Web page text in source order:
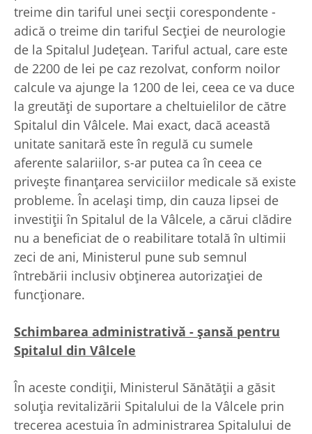
treime din tariful unei secţii corespondente -
adică o treime din tariful Secţiei de neurologie
de la Spitalul Judeţean. Tariful actual, care este
de 2200 de lei pe caz rezolvat, conform noilor
calcule va ajunge la 1200 de lei, ceea ce va duce
la greutăţi de suportare a cheltuielilor de către
Spitalul din Vâlcele. Mai exact, dacă această
unitate sanitară este în regulă cu sumele
aferente salariilor, s-ar putea ca în ceea ce
priveşte finanţarea serviciilor medicale să existe
probleme. În acelaşi timp, din cauza lipsei de
investiţii în Spitalul de la Vâlcele, a cărui clădire
nu a beneficiat de o reabilitare totală în ultimii
zeci de ani, Ministerul pune sub semnul
întrebării inclusiv obţinerea autorizaţiei de
funcţionare.
Schimbarea administrativă - şansă pentru
Spitalul din Vâlcele
În aceste condiţii, Ministerul Sănătăţii a găsit
soluţia revitalizării Spitalului de la Vâlcele prin
trecerea acestuia în administrarea Spitalului de